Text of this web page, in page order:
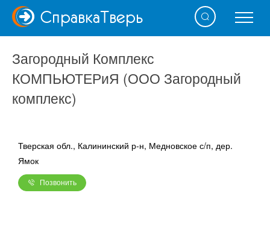
СправкаТверь
Загородный Комплекс
КОМПЬЮТЕРиЯ (ООО Загородный
комплекс)
Тверская обл., Калининский р-н, Медновское с/п, дер.
Ямок
Позвонить